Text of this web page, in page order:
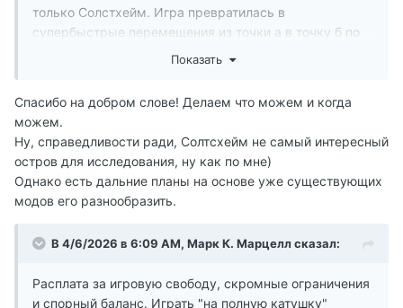
только Солстхейм. Игра превратилась в
супербыстрые перемещения из точки а в точку б по
заснеженному острову, уже больше года никак не
совершенно, но что то уже не цепляет совершенно...
Я нашёл, не далее чем пару недель назад, в четвёртой
версии сборки есть))
В пещере кстати было интересненько) Правда
не увидел. Очень много, условно, нового лута и
лабиринты "мечта клаустрофобика". Как я там что то
Показать
Спасибо на добром слове! Делаем что можем и когда
можем.
Ну, справедливости ради, Солтсхейм не самый интересный
остров для исследования, ну как по мне)
Однако есть дальние планы на основе уже существующих
модов его разнообразить.
В 4/6/2026 в 6:09 AM, Марк К. Марцелл сказал:
Расплата за игровую свободу, скромные ограничения
и спорный баланс. Играть "на полную катушку"